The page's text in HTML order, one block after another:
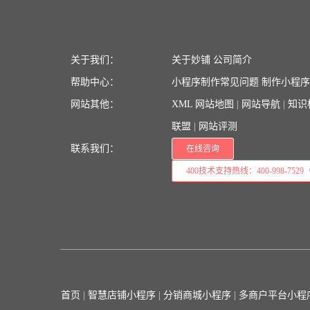
关于我们： 关于妙铺 公司简介
帮助中心： 小程序制作常见问题 制作小程
网站其他： XML 网站地图 网站导航 知识
联盟 网站评测
联系我们： 在线咨询
400技术支持热线：400-998-7529
首页 智慧店铺小程序 分销商城小程序 多商户平台小程